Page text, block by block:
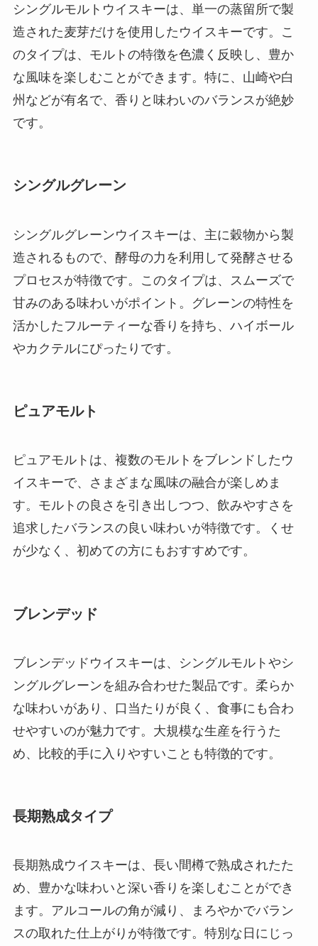
シングルモルトウイスキーは、単一の蒸留所で製
造された麦芽だけを使用したウイスキーです。こ
のタイプは、モルトの特徴を色濃く反映し、豊か
な風味を楽しむことができます。特に、山崎や白
州などが有名で、香りと味わいのバランスが絶妙
です。
シングルグレーン
シングルグレーンウイスキーは、主に穀物から製
造されるもので、酵母の力を利用して発酵させる
プロセスが特徴です。このタイプは、スムーズで
甘みのある味わいがポイント。グレーンの特性を
活かしたフルーティーな香りを持ち、ハイボール
やカクテルにぴったりです。
ピュアモルト
ピュアモルトは、複数のモルトをブレンドしたウ
イスキーで、さまざまな風味の融合が楽しめま
す。モルトの良さを引き出しつつ、飲みやすさを
追求したバランスの良い味わいが特徴です。くせ
が少なく、初めての方にもおすすめです。
ブレンデッド
ブレンデッドウイスキーは、シングルモルトやシ
ングルグレーンを組み合わせた製品です。柔らか
な味わいがあり、口当たりが良く、食事にも合わ
せやすいのが魅力です。大規模な生産を行うた
め、比較的手に入りやすいことも特徴的です。
長期熟成タイプ
長期熟成ウイスキーは、長い間樽で熟成されたた
め、豊かな味わいと深い香りを楽しむことができ
ます。アルコールの角が減り、まろやかでバラン
スの取れた仕上がりが特徴です。特別な日にじっ